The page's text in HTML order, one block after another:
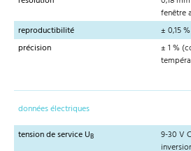
fenêtre
reproductibilité
± 0,15 %
précision
± 1 %
données électriques
tension de service UB
9-30 V